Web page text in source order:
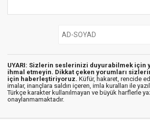
UYARI: Sizlerin seslerinizi duyurabilmek için
ihmal etmeyin. Dikkat çeken yorumları
için haberleştiriyoruz. Küfür, hakaret, rencide
imalar, inançlara saldırı içeren, imla kuralları ile
Türkçe karakter kullanılmayan ve büyük harflerle
onaylanmamaktadır.